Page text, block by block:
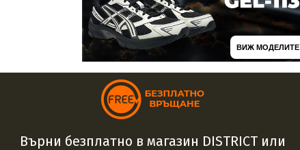
ВИЖ МОДЕЛИТЕ
Върни безплатно в магазин DISTRICT или